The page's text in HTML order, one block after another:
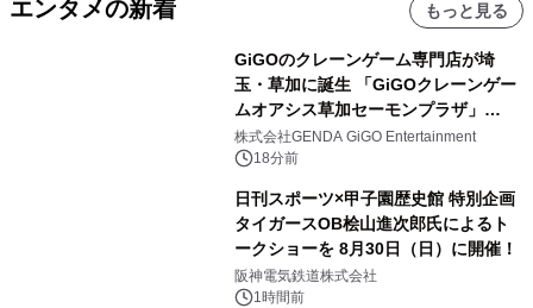
エンタメの新着 もっと見る
GiGOのクレーンゲーム専門店が埼
玉・草加に誕生 「GiGOクレーンゲー
ムオアシス草加セーモンプラザ」
2026年8月7日(金)10時グランドオープ
ン
株式会社GENDA GiGO Entertainment
18分前
日刊スポーツ×甲子園歴史館 特別企画
タイガースOB桧山進次郎氏によるト
ークショーを 8月30日（日）に開催！
阪神電気鉄道株式会社
1時間前